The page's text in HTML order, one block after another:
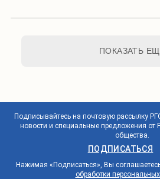
ПОКАЗАТЬ
Подписывайтесь на почтовую рассылку
новости и специальные предложения от
общества.
ПОДПИСАТЬСЯ
Нажимая «Подписаться», Вы
обработки